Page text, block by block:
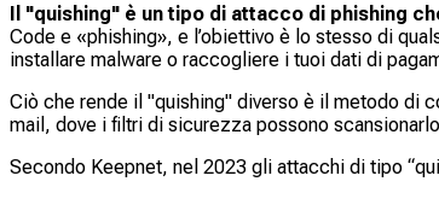
Il "quishing" è un tipo di attacco di phishing
Code e «phishing», e l’obiettivo è lo stesso di
installare malware o raccogliere i tuoi dati di
Ciò che rende il "quishing" diverso è il metodo di
mail, dove i filtri di sicurezza possono
Secondo Keepnet, nel 2023 gli attacchi di tipo